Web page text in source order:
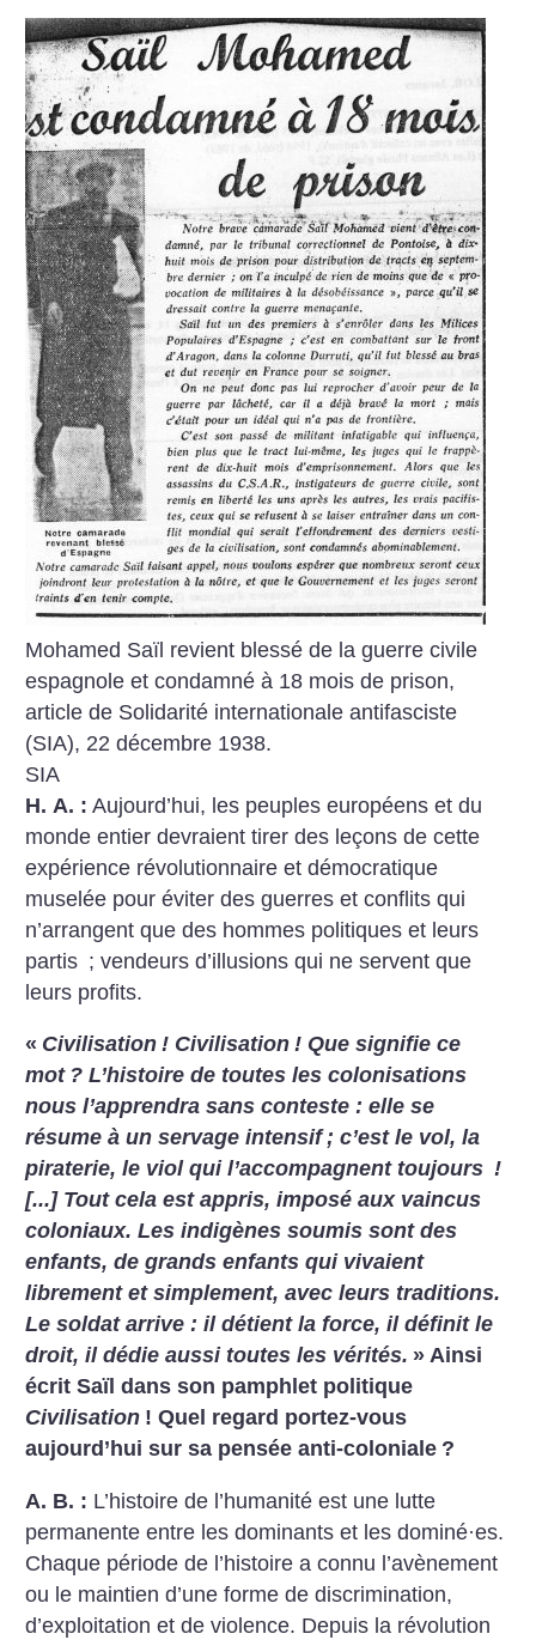
Mohamed Saïl revient blessé de la guerre civile
espagnole et condamné à 18 mois de prison,
article de Solidarité internationale antifasciste
(SIA), 22 décembre 1938.
SIA
H. A. : Aujourd’hui, les peuples européens et du
monde entier devraient tirer des leçons de cette
expérience révolutionnaire et démocratique
muselée pour éviter des guerres et conflits qui
n’arrangent que des hommes politiques et leurs
partis ; vendeurs d’illusions qui ne servent que
leurs profits.
« Civilisation ! Civilisation ! Que signifie ce
mot ? L’histoire de toutes les colonisations
nous l’apprendra sans conteste : elle se
résume à un servage intensif ; c’est le vol, la
piraterie, le viol qui l’accompagnent toujours !
[...] Tout cela est appris, imposé aux vaincus
coloniaux. Les indigènes soumis sont des
enfants, de grands enfants qui vivaient
librement et simplement, avec leurs traditions.
Le soldat arrive : il détient la force, il définit le
droit, il dédie aussi toutes les vérités. » Ainsi
écrit Saïl dans son pamphlet politique
Civilisation ! Quel regard portez-vous
aujourd’hui sur sa pensée anti-coloniale ?
A. B. : L’histoire de l’humanité est une lutte
permanente entre les dominants et les dominé·es.
Chaque période de l’histoire a connu l’avènement
ou le maintien d’une forme de discrimination,
d’exploitation et de violence. Depuis la révolution